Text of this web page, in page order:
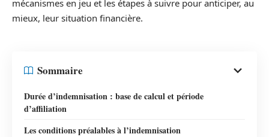
mécanismes en jeu et les étapes à suivre pour anticiper, au
mieux, leur situation financière.
Sommaire
Durée d’indemnisation : base de calcul et période
d’affiliation
Les conditions préalables à l’indemnisation